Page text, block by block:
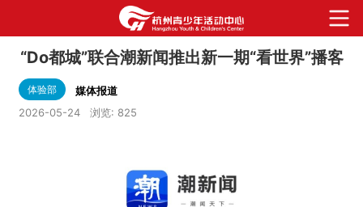
“Do都城”联合潮新闻推出新一期“看世界”播客
体验部
媒体报道
2026-05-24
浏览: 825